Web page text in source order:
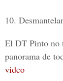
10.
El DT Pinto no
panorama de
video